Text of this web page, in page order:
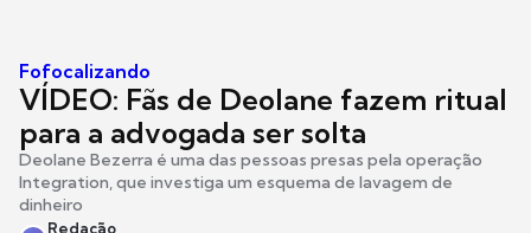
Fofocalizando
VÍDEO: Fãs de Deolane fazem ritual
para a advogada ser solta
Deolane Bezerra é uma das pessoas presas pela operação
Integration, que investiga um esquema de lavagem de
dinheiro
Redação